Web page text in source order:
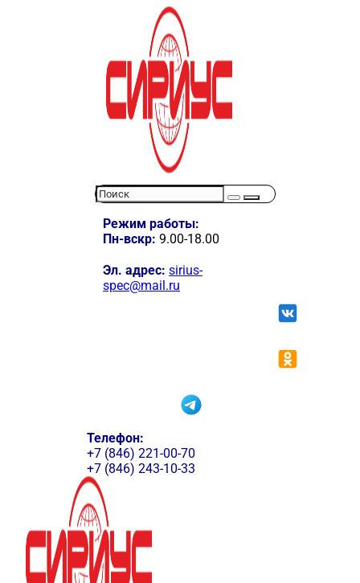
Режим работы:
Пн-вскр: 9.00-18.00
Эл. адрес: sirius-
spec@mail.ru
Телефон:
+7 (846) 221-00-70
+7 (846) 243-10-33